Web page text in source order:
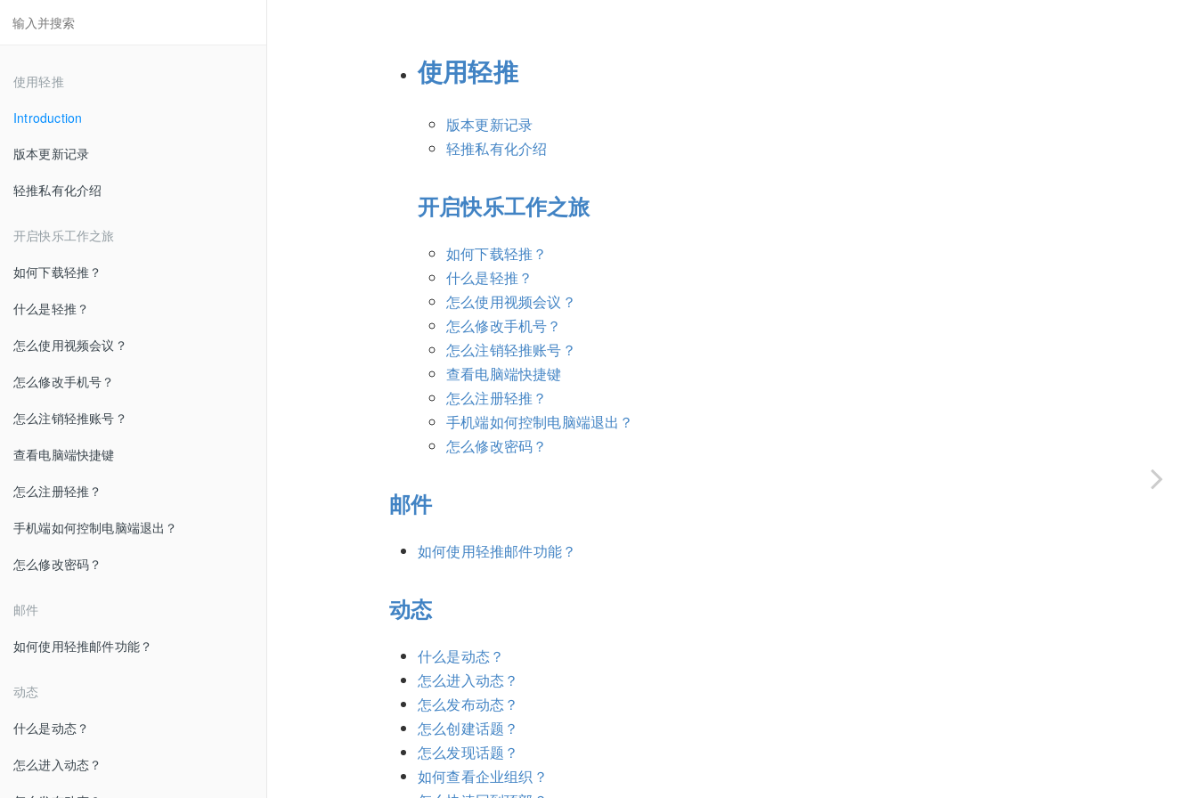
使用轻推
Introduction
版本更新记录
轻推私有化介绍
开启快乐工作之旅
如何下载轻推？
什么是轻推？
怎么使用视频会议？
怎么修改手机号？
怎么注销轻推账号？
查看电脑端快捷键
怎么注册轻推？
手机端如何控制电脑端退出？
怎么修改密码？
邮件
如何使用轻推邮件功能？
动态
什么是动态？
怎么进入动态？
使用轻推
版本更新记录
轻推私有化介绍
开启快乐工作之旅
如何下载轻推？
什么是轻推？
怎么使用视频会议？
怎么修改手机号？
怎么注销轻推账号？
查看电脑端快捷键
怎么注册轻推？
手机端如何控制电脑端退出？
怎么修改密码？
邮件
如何使用轻推邮件功能？
动态
什么是动态？
怎么进入动态？
怎么发布动态？
怎么创建话题？
怎么发现话题？
如何查看企业组织？